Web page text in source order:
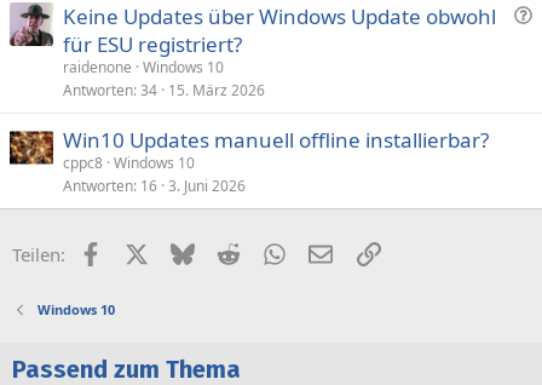
F
e
Keine Updates über Windows Update obwohl
für ESU registriert?
raidenone Windows 10
Antworten 34 15. März 2026
Win10 Updates manuell offline installierbar?
cppc8 Windows 10
Antworten 16 3. Juni 2026
Teilen: FacebookX (Twitter)
BlueskyRedditWhatsApp
E-MailLink
Windows 10
Passend zum Thema